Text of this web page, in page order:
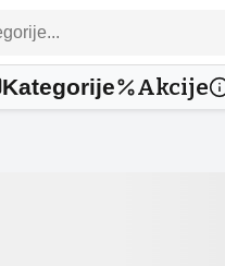
Kategorije Akcije